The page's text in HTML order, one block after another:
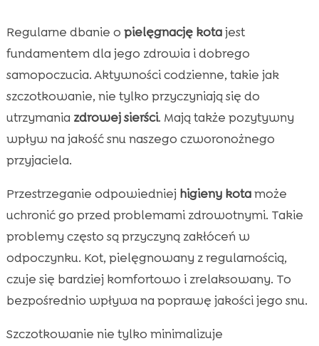
Regularne dbanie o pielęgnację kotajest
fundamentem dla jego zdrowia i dobrego
samopoczucia. Aktywności codzienne, takie jak
szczotkowanie, nie tylko przyczyniają się do
utrzymania zdrowej sierści. Mają także pozytywny
wpływ na jakość snu naszego czworonożnego
przyjaciela.
Przestrzeganie odpowiedniej higieny kotamoże
uchronić go przed problemami zdrowotnymi. Takie
problemy często są przyczyną zakłóceń w
odpoczynku. Kot, pielęgnowany z regularnością,
czuje się bardziej komfortowo i zrelaksowany. To
bezpośrednio wpływa na poprawę jakości jego snu.
Szczotkowanie nie tylko minimalizuje